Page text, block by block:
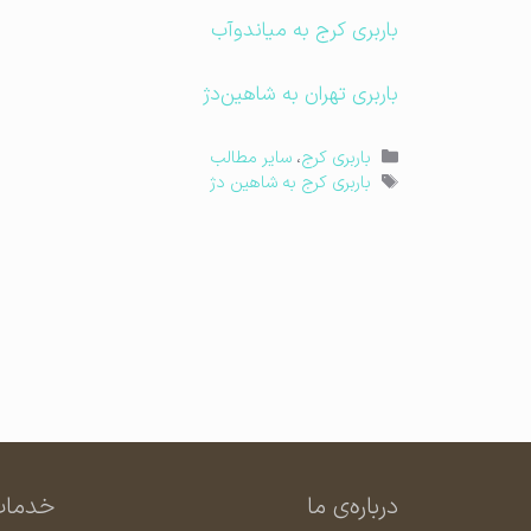
باربری کرج به میاندوآب
باربری تهران به شاهین‌دژ
دسته‌ها
باربری کرج،سایر مطالب
برچسب‌ها
باربری کرج به شاهین‌ دژ
درباره‌ی ما